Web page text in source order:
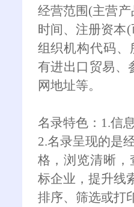
经营范围(主营
时间、注册资本
组织机构代码
有进出口贸易、
网地址等。
名录特色：1.信
2.名录呈现的是
格，浏览清晰
标企业，提升线
排序、筛选或打